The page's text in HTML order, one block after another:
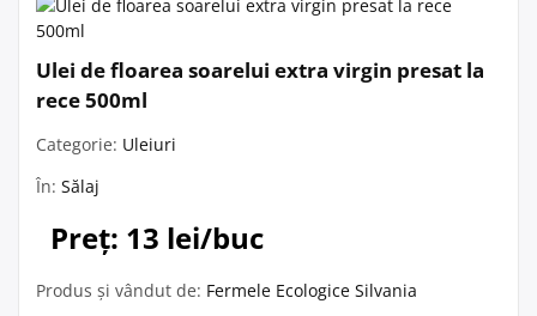
Ulei de floarea soarelui extra virgin presat la
rece 500ml
Categorie: Uleiuri
În: Sălaj
Preț: 13 lei/buc
Produs și vândut de: Fermele Ecologice Silvania